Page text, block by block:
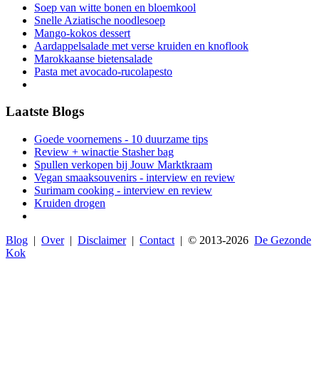
Soep van witte bonen en bloemkool
Snelle Aziatische noodlesoep
Mango-kokos dessert
Aardappelsalade met verse kruiden en knoflook
Marokkaanse bietensalade
Pasta met avocado-rucolapesto
Laatste Blogs
Goede voornemens - 10 duurzame tips
Review + winactie Stasher bag
Spullen verkopen bij Jouw Marktkraam
Vegan smaaksouvenirs - interview en review
Surimam cooking - interview en review
Kruiden drogen
Blog | Over| Disclaimer| Contact | © 2013-2026 De Gezonde
Kok